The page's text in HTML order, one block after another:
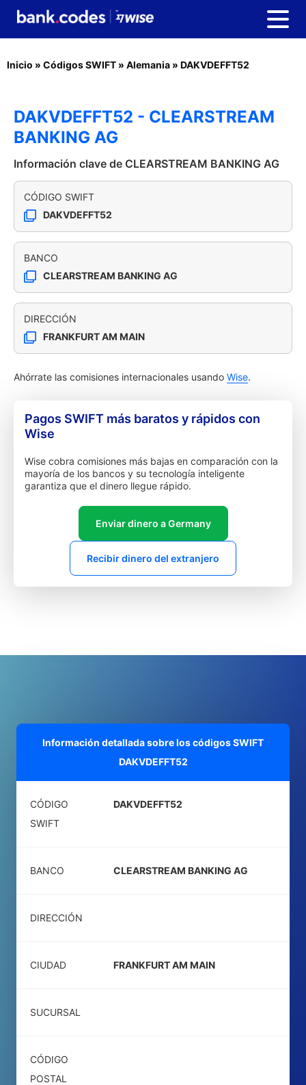
Inicio » Códigos SWIFT » Alemania » DAKVDEFFT52
DAKVDEFFT52 - CLEARSTREAM
BANKING AG
Información clave de CLEARSTREAM BANKING AG
CÓDIGO SWIFT
DAKVDEFFT52
BANCO
CLEARSTREAM BANKING AG
DIRECCIÓN
FRANKFURT AM MAIN
Ahórrate las comisiones internacionales usando Wise.
Pagos SWIFT más baratos y rápidos con
Wise
Wise cobra comisiones más bajas en comparación con la
mayoría de los bancos y su tecnología inteligente
garantiza que el dinero llegue rápido.
Enviar dinero a Germany
Recibir dinero del extranjero
Información detallada sobre los códigos SWIFT
DAKVDEFFT52
CÓDIGO
SWIFT
DAKVDEFFT52
BANCO CLEARSTREAM BANKING AG
DIRECCIÓN
CIUDAD FRANKFURT AM MAIN
SUCURSAL
CÓDIGO
POSTAL